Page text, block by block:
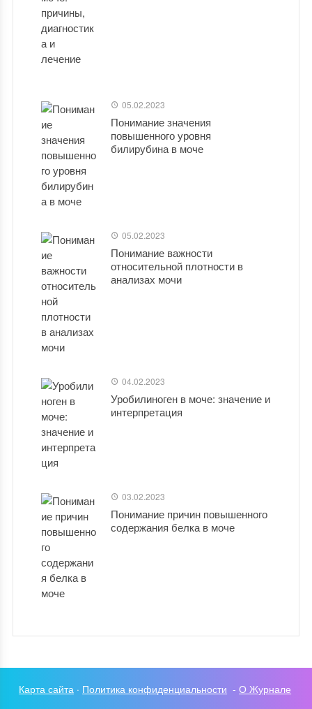
05.02.2023
Понимание значения
повышенного уровня
билирубина в моче
05.02.2023
Понимание важности
относительной плотности в
анализах мочи
04.02.2023
Уробилиноген в моче: значение и
интерпретация
03.02.2023
Понимание причин повышенного
содержания белка в моче
Карта сайта · Политика конфиденциальности -О Журнале